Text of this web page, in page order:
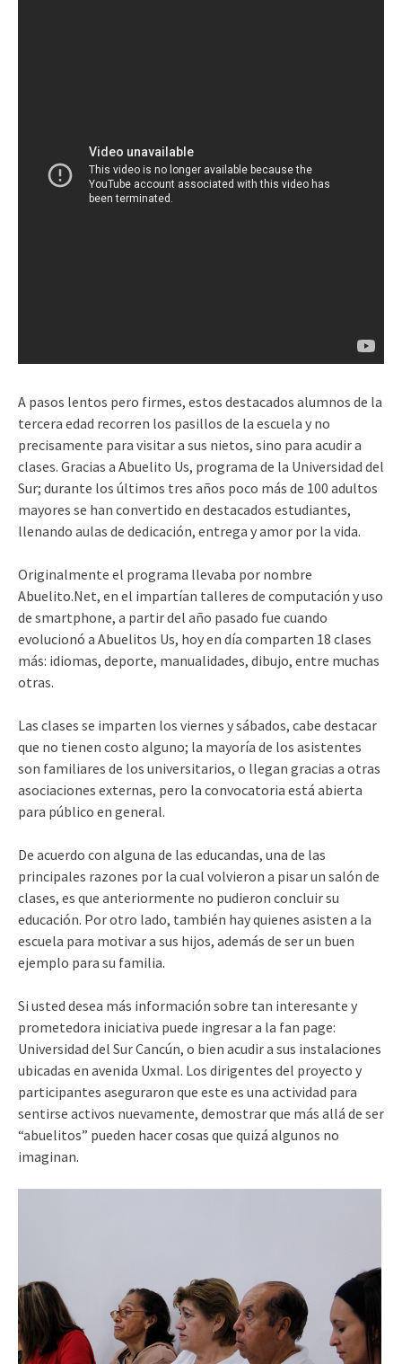
A pasos lentos pero firmes, estos destacados alumnos de la
tercera edad recorren los pasillos de la escuela y no
precisamente para visitar a sus nietos, sino para acudir a
clases. Gracias a Abuelito Us, programa de la Universidad del
Sur; durante los últimos tres años poco más de 100 adultos
mayores se han convertido en destacados estudiantes,
llenando aulas de dedicación, entrega y amor por la vida.
Originalmente el programa llevaba por nombre
Abuelito.Net, en el impartían talleres de computación y uso
de smartphone, a partir del año pasado fue cuando
evolucionó a Abuelitos Us, hoy en día comparten 18 clases
más: idiomas, deporte, manualidades, dibujo, entre muchas
otras.
Las clases se imparten los viernes y sábados, cabe destacar
que no tienen costo alguno; la mayoría de los asistentes
son familiares de los universitarios, o llegan gracias a otras
asociaciones externas, pero la convocatoria está abierta
para público en general.
De acuerdo con alguna de las educandas, una de las
principales razones por la cual volvieron a pisar un salón de
clases, es que anteriormente no pudieron concluir su
educación. Por otro lado, también hay quienes asisten a la
escuela para motivar a sus hijos, además de ser un buen
ejemplo para su familia.
Si usted desea más información sobre tan interesante y
prometedora iniciativa puede ingresar a la fan page:
Universidad del Sur Cancún, o bien acudir a sus instalaciones
ubicadas en avenida Uxmal. Los dirigentes del proyecto y
participantes aseguraron que este es una actividad para
sentirse activos nuevamente, demostrar que más allá de ser
“abuelitos” pueden hacer cosas que quizá algunos no
imaginan.